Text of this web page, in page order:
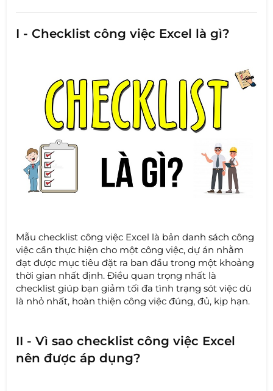
I - Checklist công việc Excel là gì?
Mẫu checklist công việc Excel là bản danh sách công
việc cần thực hiện cho một công việc, dự án nhằm
đạt được mục tiêu đặt ra ban đầu trong một khoảng
thời gian nhất định. Điều quan trọng nhất là
checklist giúp bạn giảm tối đa tình trạng sót việc dù
là nhỏ nhất, hoàn thiện công việc đúng, đủ, kịp hạn.
II - Vì sao checklist công việc Excel
nên được áp dụng?